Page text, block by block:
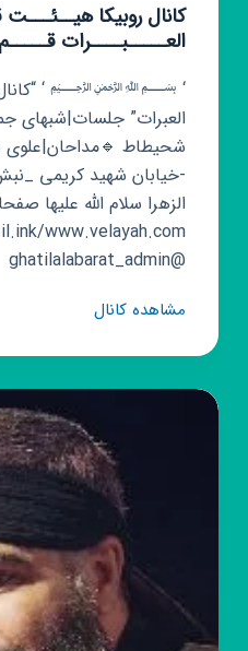
کانال روبیکا هیــئـــت
العـــــبــــرات قـــــم
‘ ﷽ ‘ “کانال
العبرات” جلسات|شبهای
شحیطاط 🔹️مداحان|علوی
الزهرا سلام الله علیها
@ghatilalabarat_admin
مشاهده کانالکانال
هیــئـــت
قــتــیـــل
قـــــم